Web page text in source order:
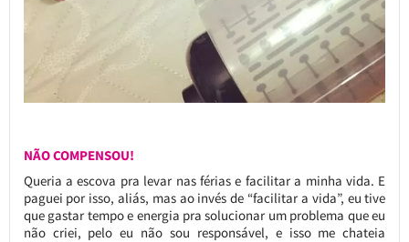
NÃO COMPENSOU!
Queria a escova pra levar nas férias e facilitar a minha vida. E
paguei por isso, aliás, mas ao invés de “facilitar a vida”, eu tive
que gastar tempo e energia pra solucionar um problema que eu
não criei, pelo eu não sou responsável, e isso me chateia